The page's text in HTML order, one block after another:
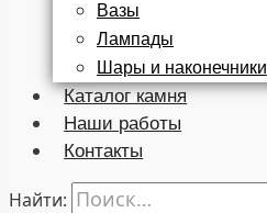
Вазы
Лампады
Шары и наконечники
Каталог камня
Наши работы
Контакты
Найти: